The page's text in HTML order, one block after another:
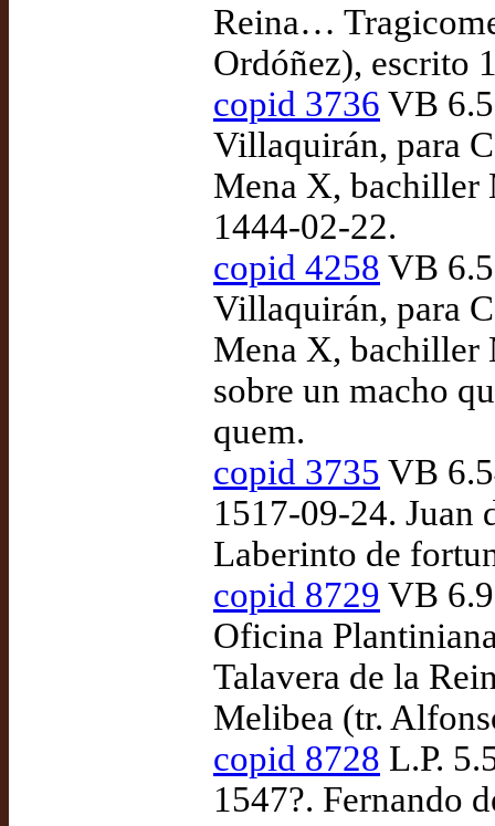
Reina…
Ordóñez), escrito
copid 3736 VB
Villaquirán, para
Mena X, bachiller
1444-02-22.
copid 4258 VB
Villaquirán, para
Mena X, bachiller
sobre un macho
quem.
copid 3735 VB
1517-09-24. Juan
Laberinto de
copid 8729 VB
Oficina
Talavera de la
Melibea (tr.
copid 8728 L.P.
1547?. Fernando